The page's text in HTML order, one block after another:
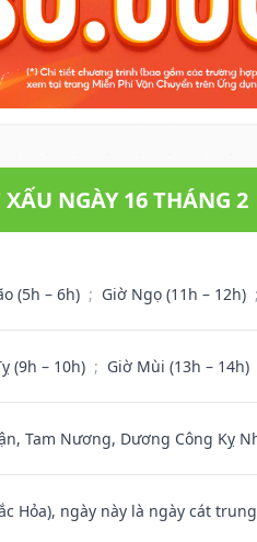
XẤU NGÀY 16 THÁNG 2
(5h – 6h) ; Giờ Ngọ (11h – 12h) ;
(9h – 10h) ; Giờ Mùi (13h – 14h)
Tam Nương, Dương Công Kỵ
Hỏa), ngày này là ngày cát